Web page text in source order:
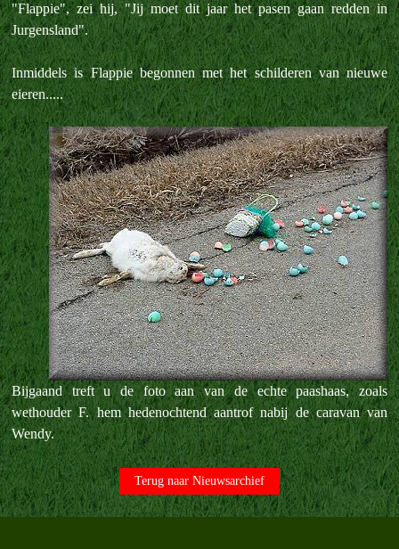
"Flappie", zei hij, "Jij moet dit jaar het pasen gaan redden in
Jurgensland".
Inmiddels is Flappie begonnen met het schilderen van nieuwe
eieren.....
Bijgaand treft u de foto aan van de echte paashaas, zoals
wethouder F. hem hedenochtend aantrof nabij de caravan van
Wendy.
Terug naar Nieuwsarchief